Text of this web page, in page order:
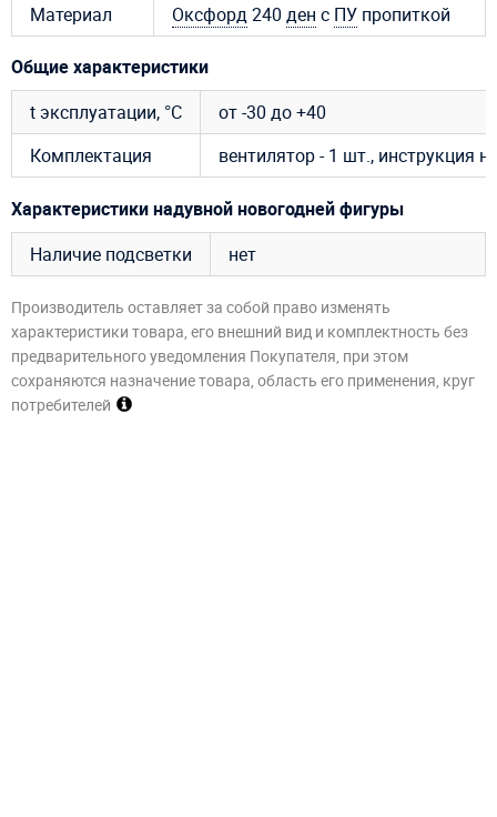
Материал
Оксфорд240 ден с ПУ пропиткой
Общие характеристики
t эксплуатации, °C
от -30 до +40
Комплектация
вентилятор - 1 шт., инструкция
Характеристики надувной новогодней фигуры
Наличие подсветки
нет
Производитель оставляет за собой право изменять
характеристики товара, его внешний вид и комплектность без
предварительного уведомления Покупателя, при этом
сохраняются назначение товара, область его применения, круг
потребителей